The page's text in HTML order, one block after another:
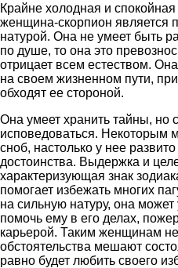
Крайне холодная и
женщина-скорпион является
натурой. Она не умеет быть
по душе, то она это
отрицает всем естеством.
на своем жизненном пути,
обходят ее стороной.
Она умеет хранить тайны, но
исповедоваться. Некоторым
сноб, настолько у нее
достоинства. Выдержка и
характеризующая знак
помогает избежать многих
на сильную натуру, она
помочь ему в его делах,
карьерой. Таким женщинам
обстоятельства мешают
равно будет любить своего